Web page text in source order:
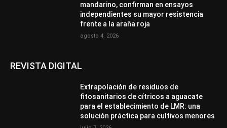
mandarino, confirman en ensayos
independientes su mayor resistencia
frente a la araña roja
agosto 4, 2026
REVISTA DIGITAL
Extrapolación de residuos de
fitosanitarios de cítricos a aguacate
para el establecimiento de LMR: una
solución práctica para cultivos menores